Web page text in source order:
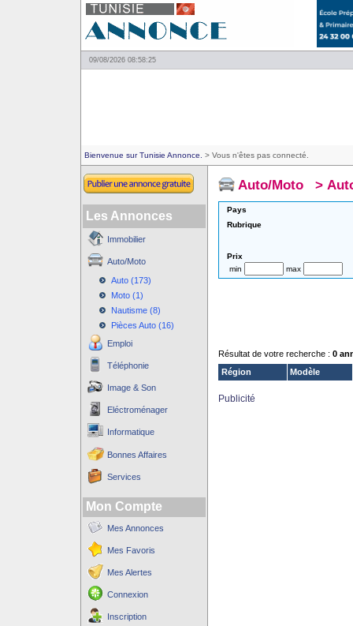
09/08/2026 08:58:25
Bienvenue sur Tunisie Annonce. > Vous n'êtes pas connecté.
Les Annonces
Immobilier
Auto/Moto
Auto (173)
Moto (1)
Nautisme (8)
Pièces Auto (16)
Emploi
Téléphonie
Image & Son
Eléctroménager
Informatique
Bonnes Affaires
Services
Mon Compte
Mes Annonces
Mes Favoris
Mes Alertes
Connexion
Inscription
Auto/Moto >
Pays
Rubrique
Prix
min
max
Résultat de votre recherche : 0
Région
Modèle
Publicité